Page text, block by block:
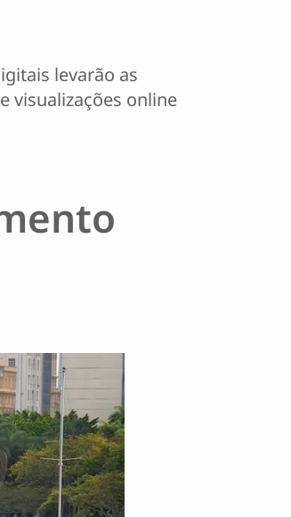
levarão as
visualizações online